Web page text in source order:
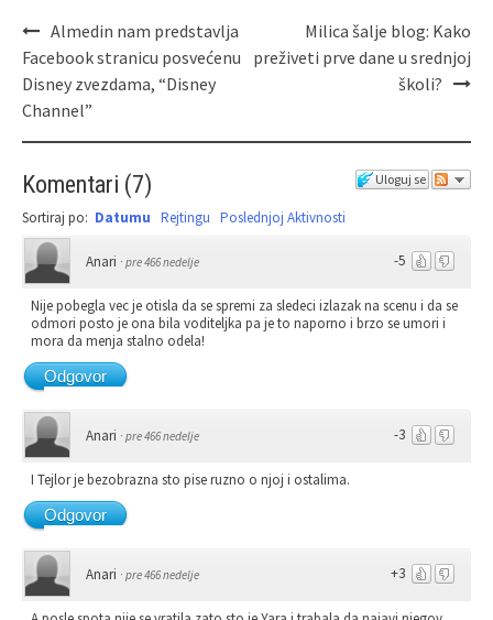
Almedin nam predstavlja
Facebook stranicu posvećenu
Disney zvezdama, “Disney
Channel”
Milica šalje blog: Kako
preživeti prve dane u srednjoj
školi?
Uloguj se
Komentari (7)
Sortiraj po: Datumu Rejtingu Poslednjoj Aktivnosti
-5
Anari · pre 466 nedelje
Nije pobegla vec je otisla da se spremi za sledeci izlazak na scenu i da se
odmori posto je ona bila voditeljka pa je to naporno i brzo se umori i
mora da menja stalno odela!
Odgovor
-3
Anari · pre 466 nedelje
I Tejlor je bezobrazna sto pise ruzno o njoj i ostalima.
Odgovor
+3
Anari · pre 466 nedelje